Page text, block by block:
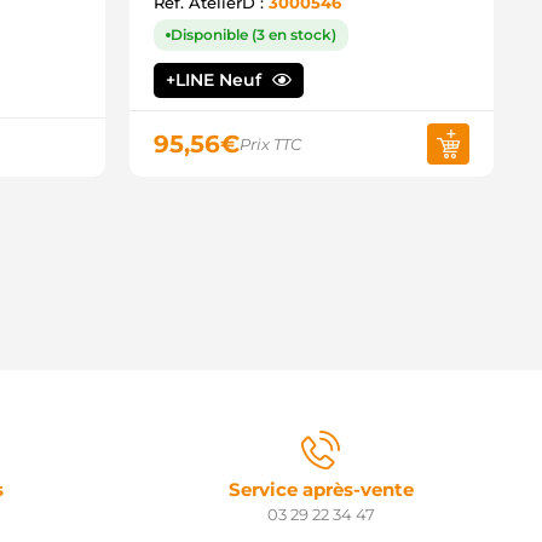
Disponible (3 en stock)
+LINE Neuf
95,56€Prix TTC
Service après-vente
03 29 22 34 47